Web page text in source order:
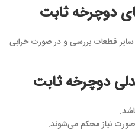
دوچرخه ثابت
سایر قطعات بررسی و در صورت خرابی
دوچرخه ثابت
نیاز محکم می‌شوند.